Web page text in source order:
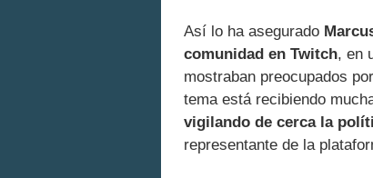
Así lo ha asegurado
comunidad en Twitch, en
mostraban preocupados
tema está recibiendo
vigilando de cerca la
representante de la